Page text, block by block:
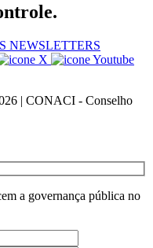
NEWSLETTERS
| CONACI - Conselho
a governança pública no